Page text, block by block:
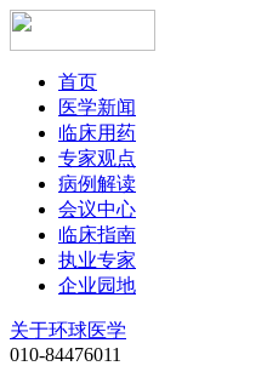
首页
医学新闻
临床用药
专家观点
病例解读
会议中心
临床指南
执业专家
企业园地
关于环球医学
010-84476011